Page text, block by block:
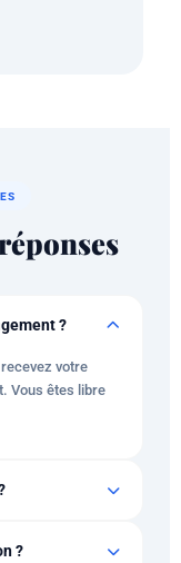
?
votre
Vous êtes libre
géographique.
?